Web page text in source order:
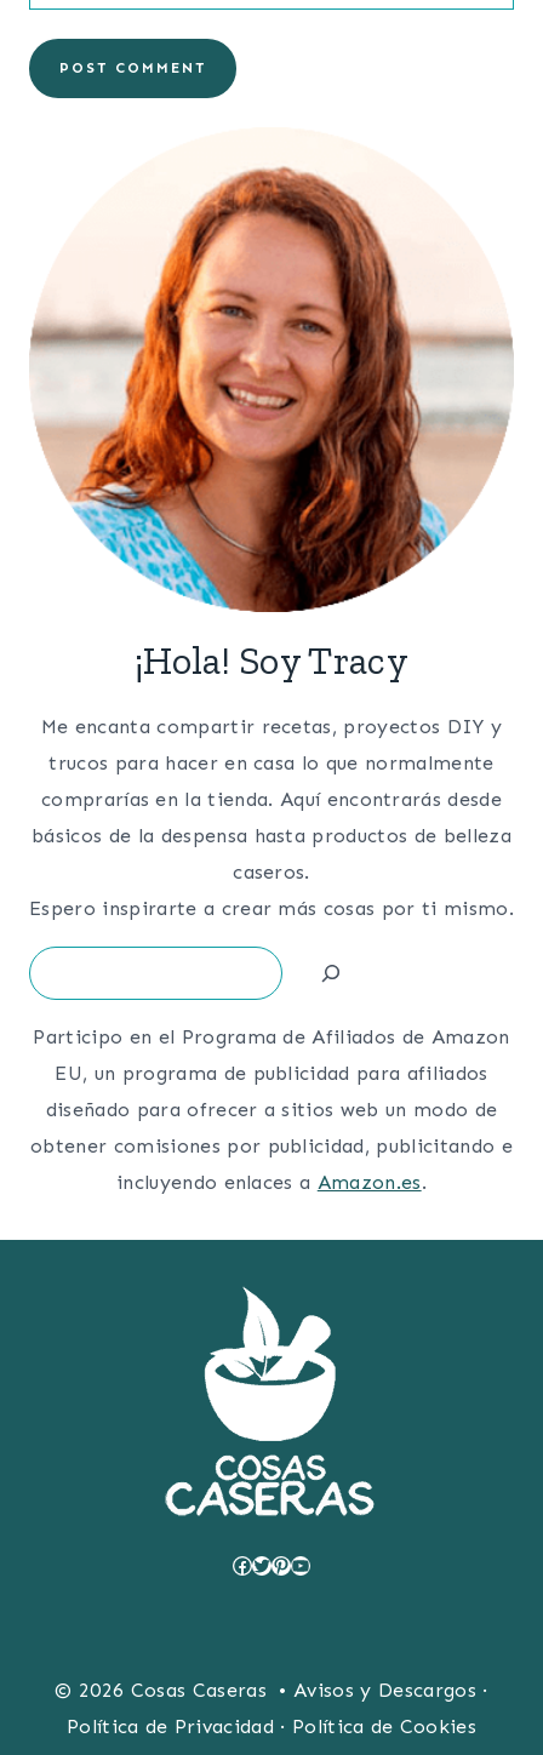
¡Hola! Soy Tracy
Me encanta compartir recetas, proyectos DIY y
trucos para hacer en casa lo que normalmente
comprarías en la tienda. Aquí encontrarás desde
básicos de la despensa hasta productos de belleza
caseros.
Espero inspirarte a crear más cosas por ti mismo.
Search
Participo en el Programa de Afiliados de Amazon
EU, un programa de publicidad para afiliados
diseñado para ofrecer a sitios web un modo de
obtener comisiones por publicidad, publicitando e
incluyendo enlaces a Amazon.es.
Facebook
Twitter
Pinterest
YouTube
© 2026 Cosas Caseras •Avisos y Descargos ·
Política de Privacidad · Política de Cookies